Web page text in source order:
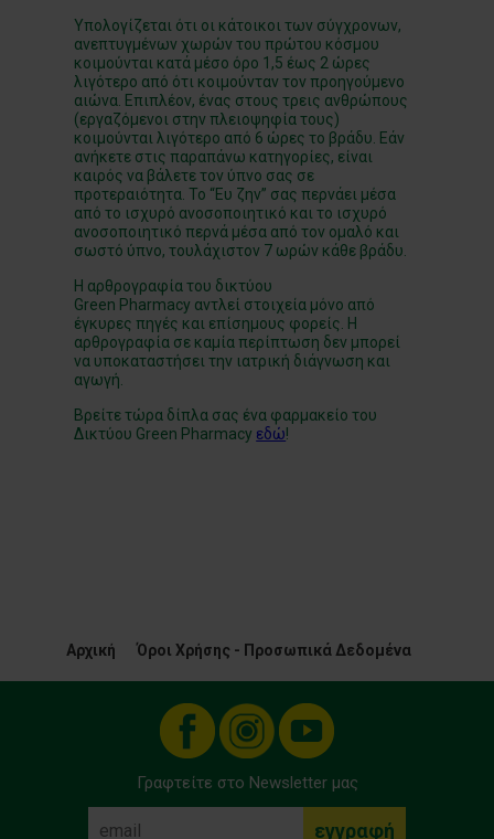
Υπολογίζεται ότι οι κάτοικοι των σύγχρονων,
ανεπτυγμένων χωρών του πρώτου κόσμου
κοιμούνται κατά μέσο όρο 1,5 έως 2 ώρες
λιγότερο από ότι κοιμούνταν τον προηγούμενο
αιώνα. Επιπλέον, ένας στους τρεις ανθρώπους
(εργαζόμενοι στην πλειοψηφία τους)
κοιμούνται λιγότερο από 6 ώρες το βράδυ. Εάν
ανήκετε στις παραπάνω κατηγορίες, είναι
καιρός να βάλετε τον ύπνο σας σε
προτεραιότητα. Το “Ευ ζην” σας περνάει μέσα
από το ισχυρό ανοσοποιητικό και το ισχυρό
ανοσοποιητικό περνά μέσα από τον ομαλό και
σωστό ύπνο, τουλάχιστον 7 ωρών κάθε βράδυ.
Η αρθρογραφία του δικτύου
Green Pharmacy αντλεί στοιχεία μόνο από
έγκυρες πηγές και επίσημους φορείς. Η
αρθρογραφία σε καμία περίπτωση δεν μπορεί
να υποκαταστήσει την ιατρική διάγνωση και
αγωγή.
Βρείτε τώρα δίπλα σας ένα φαρμακείο του
Δικτύου Green Pharmacy εδώ!
Αρχική Όροι Χρήσης - Προσωπικά Δεδομένα
Γραφτείτε στο Newsletter μας